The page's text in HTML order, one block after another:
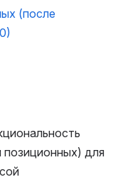
(после
позиционных) для